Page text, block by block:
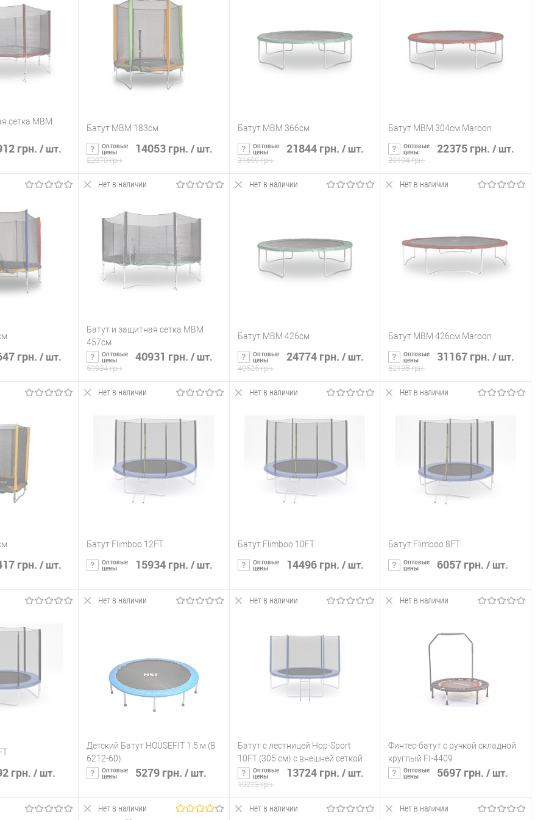
К сравнению
Нет в
наличии
К сравнению
Нет в
наличии
В избранное
Нет в
наличии
В избранное
Нет в
наличии
сетка MBM
грн. / шт.
К сравнению
наличии
Батут MBM 183см
Оптовые
цены 14053 грн. / шт.
22070 грн.
Купить в 1 клик
К сравнению
В избранное
Нет в
наличии
Батут MBM 366см
Оптовые
цены 21844 грн. / шт.
31699 грн.
В избранное
Нет в
наличии
Батут MBM 304см Maroon
Оптовые
цены 22375 грн./ шт.
39194 грн.
В избранное
Нет в
наличии
грн. / шт.
К сравнению
Нет в
наличии
Нет в наличии
Батут и защитная сетка MBM
457см
Оптовые
цены 40931 грн. / шт.
59934 грн.
Купить в 1 клик
наличии
Нет в наличии
Батут MBM 426см
Оптовые
цены 24774 грн. / шт.
40525 грн.
Купить в 1 клик
наличии
Нет в наличии
Батут MBM 426см Maroon
Оптовые
цены 31167 грн./ шт.
52135 грн.
Купить в 1 клик
наличии
грн. / шт.
наличии
Нет в наличии
Батут Flimboo 12FT
Оптовые
цены 15934 грн. / шт.
В избранное
Нет в
наличии
Нет в наличии
Батут Flimboo 10FT
Оптовые
цены 14496 грн. / шт.
К сравнению
наличии
Нет в наличии
Батут Flimboo 8FT
Оптовые
цены 6057 грн./ шт.
Купить в 1 клик
В избранное
грн. / шт.
Нет в наличии
Детский Батут HOUSEFIT 1.5 м (B
6212-60)
Оптовые
цены 5279 грн. / шт.
Сообщить о наличии
Нет в наличии
Батут с лестницей Hop-Sport
10FT (305 см) с внешней сеткой
Оптовые
цены 13724 грн. / шт.
19213 грн.
Нет в наличии
Финтес-батут с ручкой складной
круглый FI-4409
Оптовые
цены 5697 грн./ шт.
Нет в наличии Нет в наличии Нет в наличии